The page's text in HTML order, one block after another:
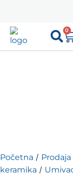
0
Početna / Prodaja
keramika /